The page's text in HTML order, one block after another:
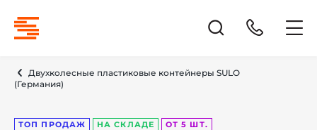
Двухколесные пластиковые контейнеры SULO
(Германия)
ТОП ПРОДАЖ НА СКЛАДЕ ОТ 5 ШТ.